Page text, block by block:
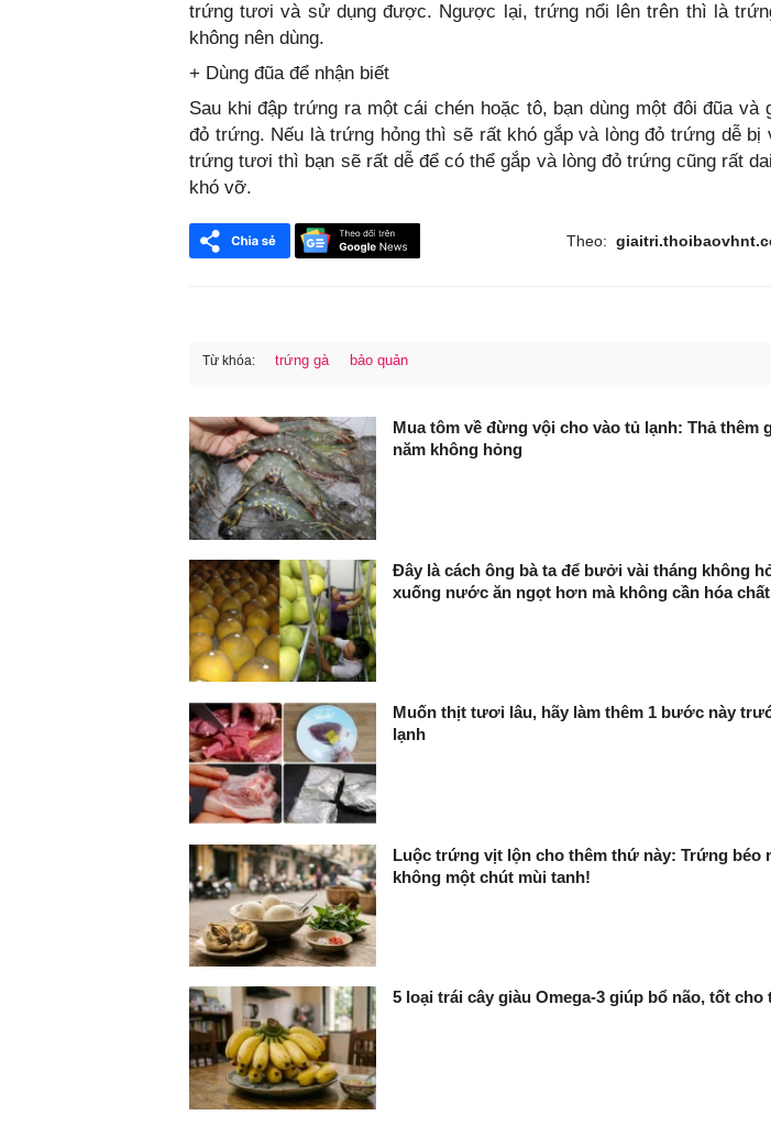
trứng tươi và sử dụng được. Ngược lại, trứng nổi lên trên thì là
không nên dùng.
+ Dùng đũa để nhận biết
Sau khi đập trứng ra một cái chén hoặc tô, bạn dùng một đôi đũa và
đỏ trứng. Nếu là trứng hỏng thì sẽ rất khó gắp và lòng đỏ trứng dễ bị
trứng tươi thì bạn sẽ rất dễ để có thể gắp và lòng đỏ trứng cũng rất
khó vỡ.
Theo:
Từ khóa: trứng gà bảo quản
Mua tôm về đừng vội cho vào tủ lạnh: Thả thêm
năm không hỏng
Đây là cách ông bà ta để bưởi vài tháng không
xuống nước ăn ngọt hơn mà không cần hóa chất
Muốn thịt tươi lâu, hãy làm thêm 1 bước này
lạnh
Luộc trứng vịt lộn cho thêm thứ này: Trứng béo
không một chút mùi tanh!
5 loại trái cây giàu Omega-3 giúp bổ não, tốt cho